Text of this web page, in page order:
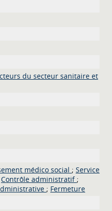
du secteur sanitaire et
médico social ; Service
Contrôle administratif ;
; Fermeture